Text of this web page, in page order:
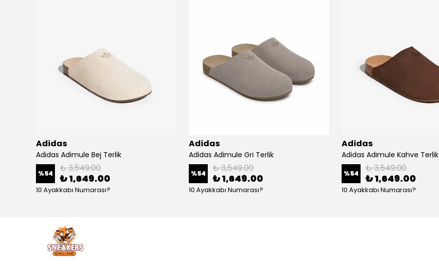
Adidas
Adidas Adimule Bej Terlik
%54 ₺ 3,549.00
₺ 1,649.00
10 Ayakkabı Numarası?
Adidas
Adidas Adimule Gri Terlik
%54 ₺ 3,549.00
₺ 1,649.00
10 Ayakkabı Numarası?
Adidas
Adidas Adimule Kahve Terlik
%54 ₺ 3,549.00
₺ 1,649.00
10 Ayakkabı Numarası?